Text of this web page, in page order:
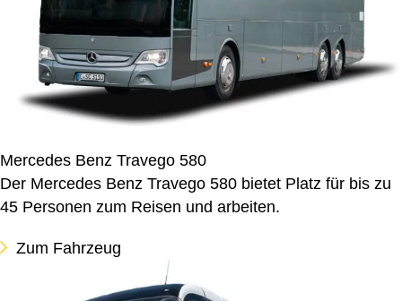
Mercedes Benz Travego 580
Der Mercedes Benz Travego 580 bietet Platz für bis zu
45 Personen zum Reisen und arbeiten.
Zum Fahrzeug